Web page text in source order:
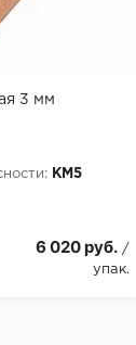
3 мм
КМ5
6 020 руб. /
упак.